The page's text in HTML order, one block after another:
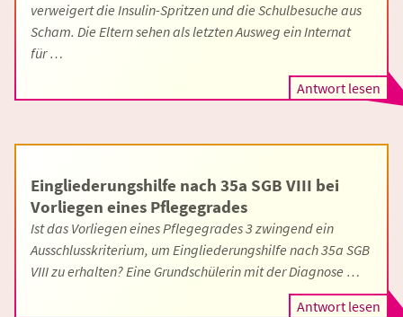
verweigert die Insulin-Spritzen und die Schulbesuche aus
Scham. Die Eltern sehen als letzten Ausweg ein Internat
für …
Antwort lesen
Eingliederungshilfe nach 35a SGB VIII bei
Vorliegen eines Pflegegrades
Ist das Vorliegen eines Pflegegrades 3 zwingend ein
Ausschlusskriterium, um Eingliederungshilfe nach 35a SGB
VIII zu erhalten? Eine Grundschülerin mit der Diagnose …
Antwort lesen